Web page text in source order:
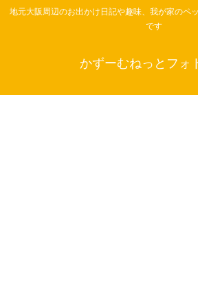
地元大阪周辺のお出かけ日記や趣味、我が家のペ
です
かずーむねっとフォ